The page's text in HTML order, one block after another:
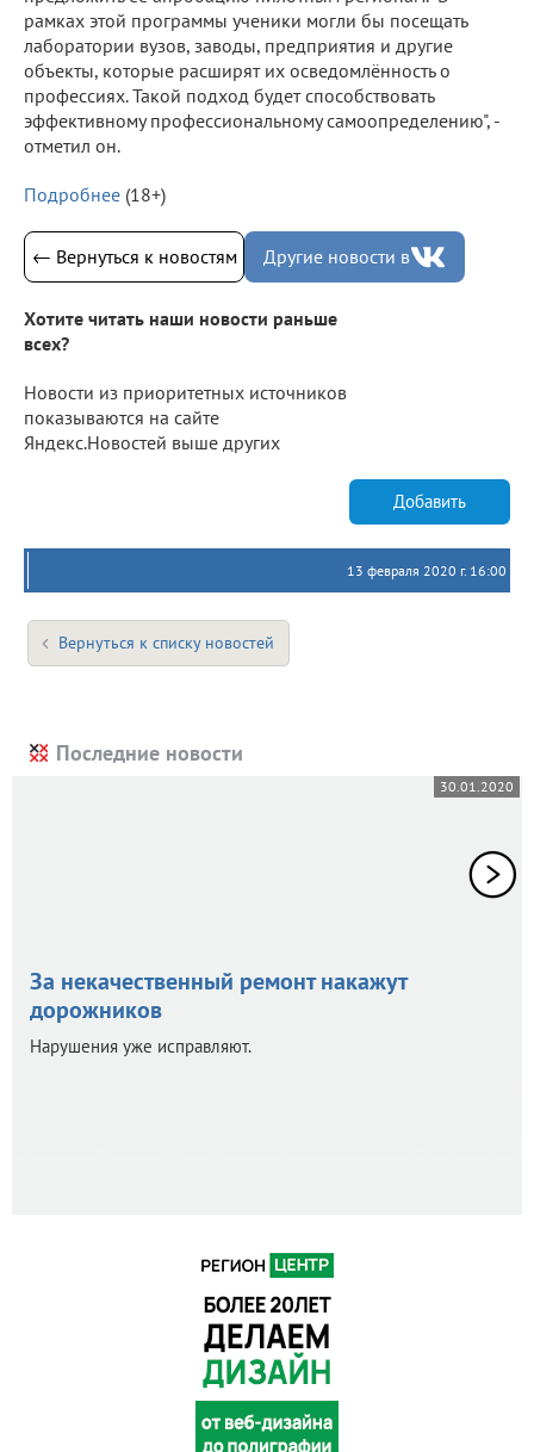
рамках этой программы ученики могли бы посещать
лаборатории вузов, заводы, предприятия и другие
объекты, которые расширят их осведомлённость о
профессиях. Такой подход будет способствовать
эффективному профессиональному самоопределению", -
отметил он.
Подробнее (18+)
← Вернуться к новостям Другие новости в
Хотите читать наши новости раньше
всех?
Новости из приоритетных источников
показываются на сайте
Яндекс.Новостей выше других
Добавить
13 февраля 2020 г. 16:00
Вернуться к списку новостей
Последние новости
30.01.2020
За некачественный ремонт накажут
дорожников
Нарушения уже исправляют.